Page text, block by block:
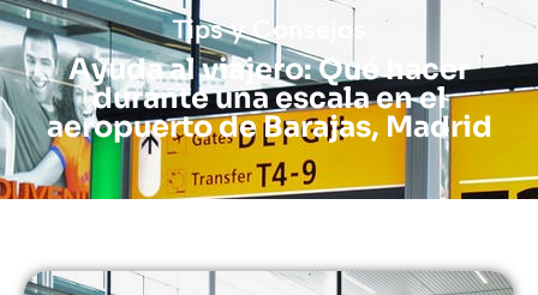
Tips y Consejos
Ayuda al viajero: Qué hacer
durante una escala en el
aeropuerto de Barajas, Madrid